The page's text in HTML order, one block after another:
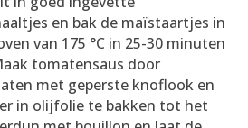
en bak de maïstaartjes in
van 175 °C in 25-30 minuten
tomatensaus door
met geperste knoflook en
in olijfolie te bakken tot het